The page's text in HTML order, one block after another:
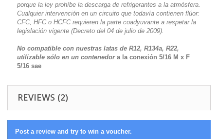
porque la ley prohíbe la descarga de refrigerantes a la atmósfera.
Cualquier intervención en un circuito que todavía contienen flúor:
CFC, HFC o HCFC requieren la parte coadyuvante a respetar la
legislación vigente (Decreto del 04 de julio de 2009).
No compatible con nuestras latas de R12, R134a, R22,
utilizable sólo en un contenedor a la conexión 5/16 M x F
5/16 sae
REVIEWS (2)
Post a review and try to win a voucher.